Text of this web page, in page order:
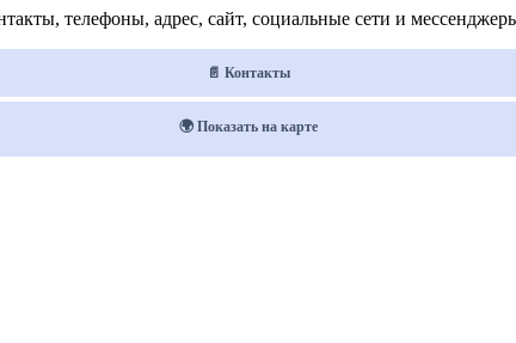
телефоны, адрес, сайт, социальные сети и
📄 Контакты
🌍 Показать на карте